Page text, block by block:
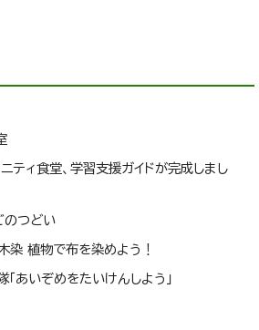
ニティ食堂、学習支援ガイドが完成しまし
のつどい
染 植物で布を染めよう！
「あいぞめをたいけんしよう」